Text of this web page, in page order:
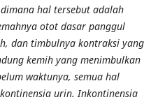
hal tersebut adalah
otot dasar panggul
dan timbulnya kontraksi yang
kemih yang menimbulkan
waktunya, semua hal
urin. Inkontinensia